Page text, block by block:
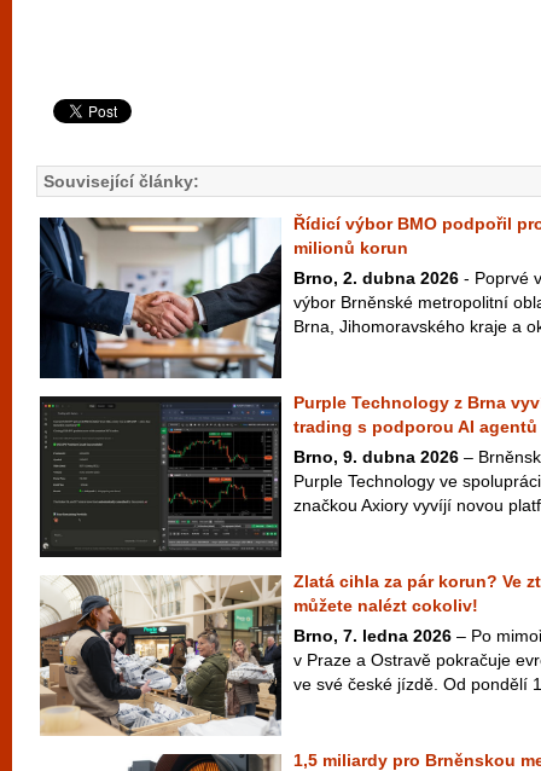
Související články:
Řídicí výbor BMO podpořil
milionů korun
Brno, 2. dubna 2026 - Poprvé
výbor Brněnské metropolitní
Brna, Jihomoravského kraje a
Purple Technology z Brna
trading s podporou AI agentů
Brno, 9. dubna 2026 –
Purple Technology ve
značkou Axiory vyvíjí novou
Zlatá cihla za pár korun? Ve
můžete nalézt cokoliv!
Brno, 7. ledna 2026 – Po
v Praze a Ostravě pokračuje
ve své české jízdě. Od pondělí
1,5 miliardy pro Brněnskou